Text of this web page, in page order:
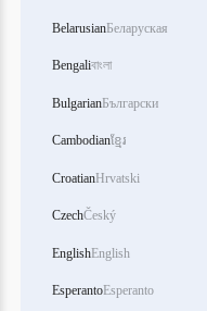
BelarusianБеларуская
Bengaliবাংলা
BulgarianБългарски
Cambodianខ្មែរ
CroatianHrvatski
CzechČeský
EnglishEnglish
EsperantoEsperanto